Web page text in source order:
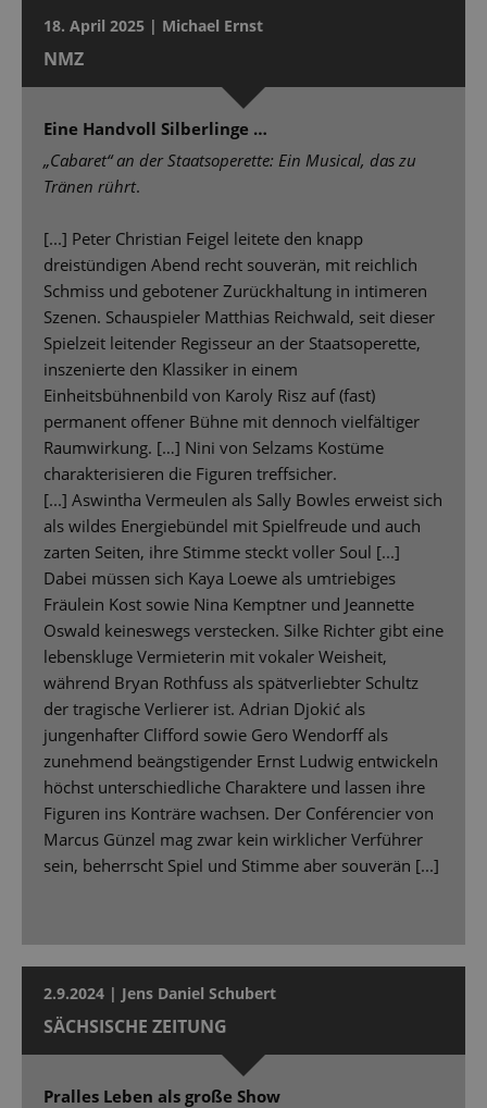
18. April 2025 | Michael Ernst
NMZ
Eine Handvoll Silberlinge …
„Cabaret“ an der Staatsoperette: Ein Musical, das zu
Tränen rührt.
[...] Peter Christian Feigel leitete den knapp
dreistündigen Abend recht souverän, mit reichlich
Schmiss und gebotener Zurückhaltung in intimeren
Szenen. Schauspieler Matthias Reichwald, seit dieser
Spielzeit leitender Regisseur an der Staatsoperette,
inszenierte den Klassiker in einem
Einheitsbühnenbild von Karoly Risz auf (fast)
permanent offener Bühne mit dennoch vielfältiger
Raumwirkung. […] Nini von Selzams Kostüme
charakterisieren die Figuren treffsicher.
[...] Aswintha Vermeulen als Sally Bowles erweist sich
als wildes Energiebündel mit Spielfreude und auch
zarten Seiten, ihre Stimme steckt voller Soul [...]
Dabei müssen sich Kaya Loewe als umtriebiges
Fräulein Kost sowie Nina Kemptner und Jeannette
Oswald keineswegs verstecken. Silke Richter gibt eine
lebenskluge Vermieterin mit vokaler Weisheit,
während Bryan Rothfuss als spätverliebter Schultz
der tragische Verlierer ist. Adrian Djokić als
jungenhafter Clifford sowie Gero Wendorff als
zunehmend beängstigender Ernst Ludwig entwickeln
höchst unterschiedliche Charaktere und lassen ihre
Figuren ins Konträre wachsen. Der Conférencier von
Marcus Günzel mag zwar kein wirklicher Verführer
sein, beherrscht Spiel und Stimme aber souverän [...]
2.9.2024 | Jens Daniel Schubert
SÄCHSISCHE ZEITUNG
Pralles Leben als große Show